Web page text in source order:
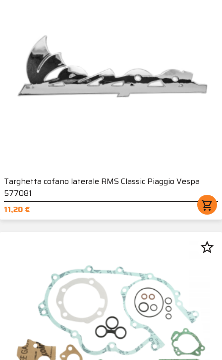
Targhetta cofano laterale RMS Classic Piaggio Vespa
577081
11,20 €
shopping_cart
star_border